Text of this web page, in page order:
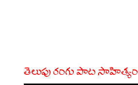
తెలుపు రంగు పాట సాహిత్యం